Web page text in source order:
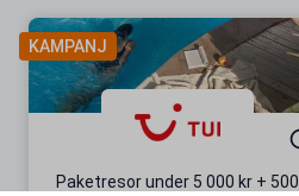
KAMPANJ
Paketresor under 5 000 kr + 500